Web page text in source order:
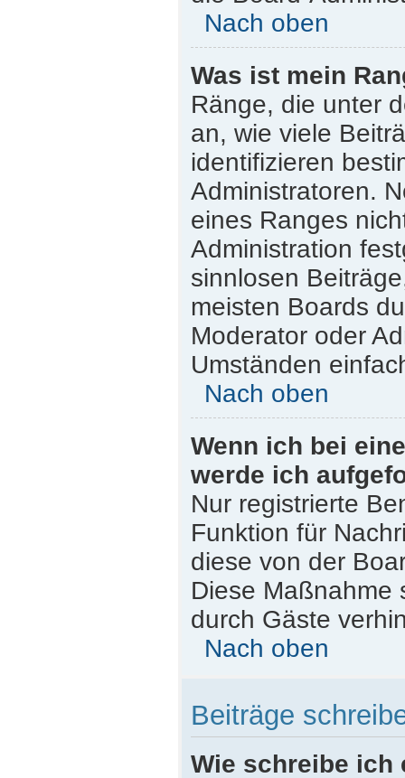
Nach oben
Was ist mein
Ränge, die unter
an, wie viele
identifizieren
Administratoren.
eines Ranges
Administration
sinnlosen
meisten Boards
Moderator oder
Umständen
Nach oben
Wenn ich bei
werde ich
Nur registrierte
Funktion für
diese von der
Diese Maßnahme
durch Gäste
Nach oben
Beiträge
Wie schreibe ich